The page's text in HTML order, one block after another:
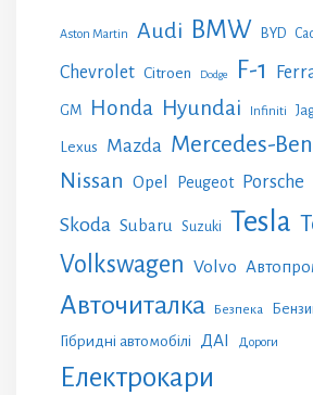
Aston Martin Audi BMW BYD
Chevrolet Citroen Dodge F-1
GM Honda Hyundai Infiniti
Lexus Mazda Mercedes-
Nissan Opel Peugeot Porsche
Skoda Subaru Suzuki Tesla
Volkswagen Volvo
Авточиталка Безпека
Гібридні автомобілі ДАІ Дороги
Електрокари